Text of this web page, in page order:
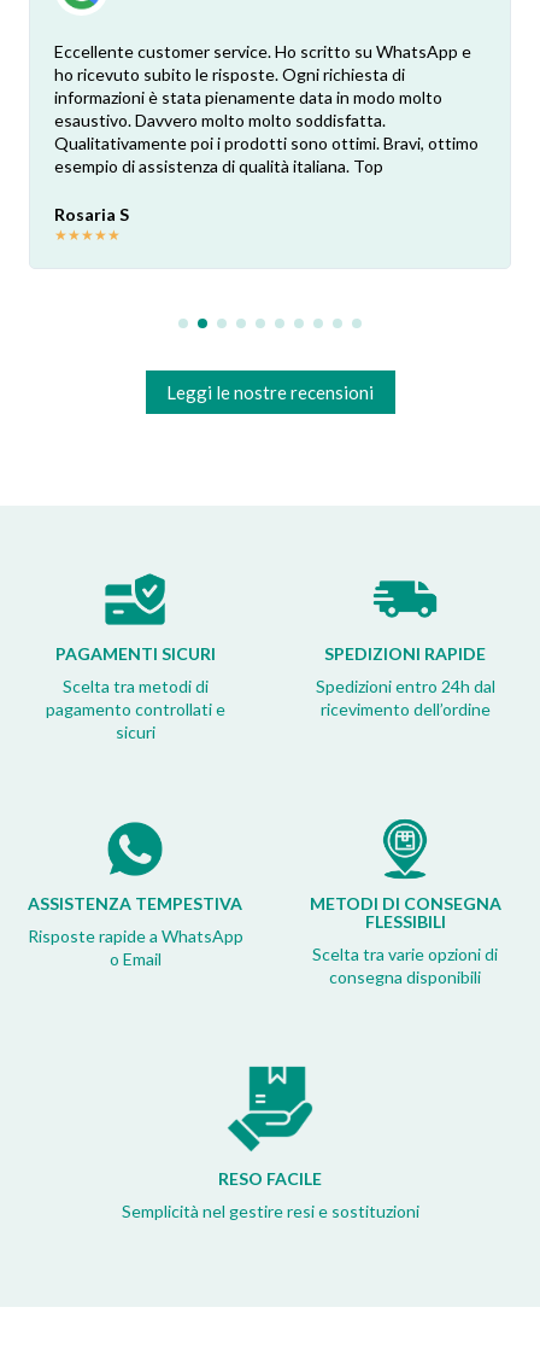
Eccellente customer service. Ho scritto su WhatsApp e
ho ricevuto subito le risposte. Ogni richiesta di
informazioni è stata pienamente data in modo molto
esaustivo. Davvero molto molto soddisfatta.
Qualitativamente poi i prodotti sono ottimi. Bravi, ottimo
esempio di assistenza di qualità italiana. Top
Rosaria S
★★★★★
Leggi le nostre recensioni
PAGAMENTI SICURI
Scelta tra metodi di
pagamento controllati e
sicuri
SPEDIZIONI RAPIDE
Spedizioni entro 24h dal
ricevimento dell’ordine
ASSISTENZA TEMPESTIVA
Risposte rapide a WhatsApp
o Email
METODI DI CONSEGNA
FLESSIBILI
Scelta tra varie opzioni di
consegna disponibili
RESO FACILE
Semplicità nel gestire resi e sostituzioni